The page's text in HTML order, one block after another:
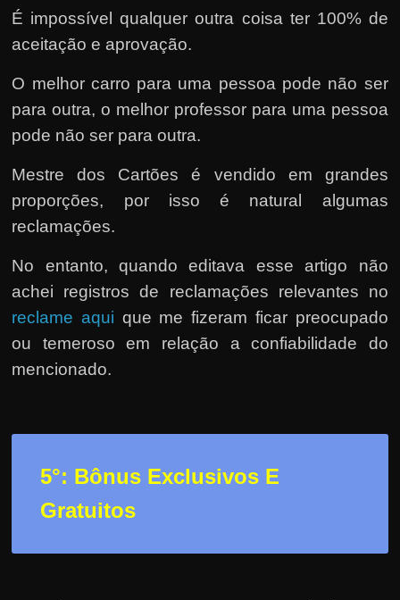
É impossível qualquer outra coisa ter 100% de
aceitação e aprovação.
O melhor carro para uma pessoa pode não ser
para outra, o melhor professor para uma pessoa
pode não ser para outra.
Mestre dos Cartões é vendido em grandes
proporções, por isso é natural algumas
reclamações.
No entanto, quando editava esse artigo não
achei registros de reclamações relevantes no
reclame aqui que me fizeram ficar preocupado
ou temeroso em relação a confiabilidade do
mencionado.
5°: Bônus Exclusivos E
Gratuitos